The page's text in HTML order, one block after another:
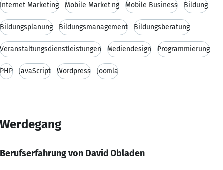
Internet Marketing Mobile Marketing Mobile Business Bildung
Bildungsplanung Bildungsmanagement Bildungsberatung
Veranstaltungsdienstleistungen Mediendesign Programmierung
PHP JavaScript Wordpress Joomla
Werdegang
Berufserfahrung von David Obladen